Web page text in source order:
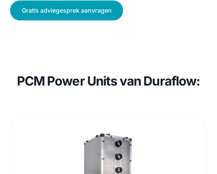
koeling? Neem contact op met een van onze specialisten via
235 2350. Bij Duraflow kijken we graag samen met u naar de
PCM Power Units van Duraflow: